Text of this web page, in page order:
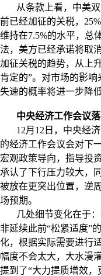
从条款上看，中美
前已经加征的关税， 25%
维持在7.5%的水平，总
法，美方已经承诺将取
加征关税的趋势，从上
肯定的”。对市场的影
失速的概率将进一步降
中央经济工作会议
12月 12 日，中央经
的经济工作会议会对下
宏观政策导向，指导投
承认了下行压力较大，
被放在更突出位置，逆
场预期。
几处细节变化在于
非延续此前“松紧适度”
化，根据实际需要进行
幅度不会太大，大水漫
提到了“大力提质增效